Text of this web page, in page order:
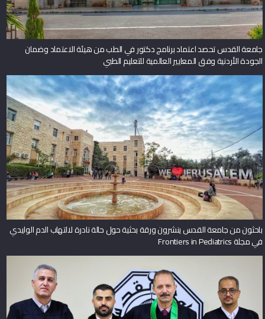
جامعة القدس تحصد اعتماد برنامج دكتور في الطب من هيئة الاعتماد وضمان
الجودة الأردنية وفق المعايير العالمية للتعليم الطبي
باحثون من جامعة القدس ينشرون ورقة بحثية حول حالة نادرة لالتهاب الدم الوليدي
في مجلة Frontiers in Pediatrics